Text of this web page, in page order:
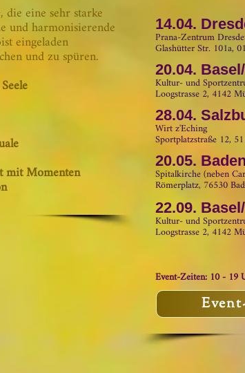
eine sehr starke
und harmonisierende
eingeladen
und zu spüren.
mit Momenten
14.04.
Prana-Zentrum
Glashütter Str. 101a,
20.04.
Kultur- und
Loogstrasse 2,4142
28.04.
Wirt z'Eching
Sportplatzstraße 12,
20.05.
Spitalkirche (neben
Römerplatz, 76530
22.09.
Kultur- und
Loogstrasse 2,4142
​Event-Zeiten: 10 - 19